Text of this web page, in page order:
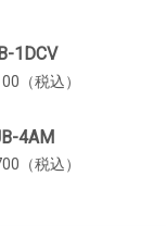
1DCV
（税込）
4AM
（税込）